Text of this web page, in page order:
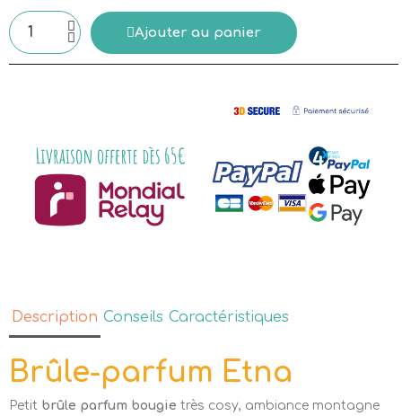
Ajouter au panier
Description Conseils Caractéristiques
Brûle-parfum Etna
Petit brûle parfum bougie très cosy, ambiance montagne